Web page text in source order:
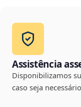
Assistência
Disponibilizamos
caso seja